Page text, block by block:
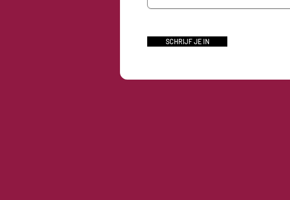
SCHRIJF JE IN